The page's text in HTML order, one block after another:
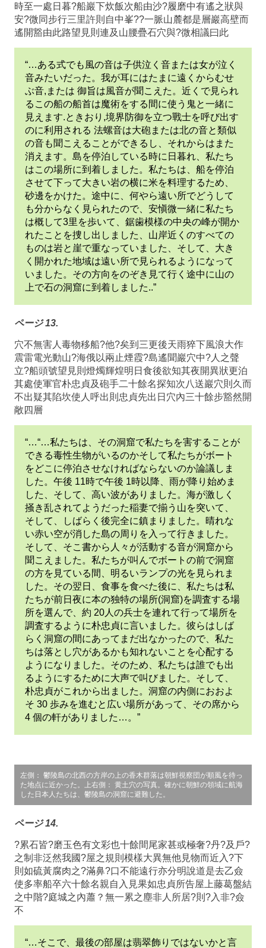
時至一處日暮?船巖下炊飯次船由沙?履磨中有遙之狀與
安?微同步行三里許則自中峯??一脈山麓都是層巖高壁而
遙開豁由此路望見則連及山腰疊石穴與?微相議曰此
“…ある式でも風の音は子供泣く音または女が泣く
音みたいだった。我が耳にはたまに遠くからむせ
ぶ音,または 御旨は風音が聞こえた。近くで見られ
るこの船の船首は魔術をする間に使う鬼と一緒に
見えます.ときおり,境界防御を立つ戰士を呼び出す
のに利用される 法螺音は大砲または北の音と類似
の音も聞こえることができるし、それからはまた
消えます。島を停泊している時に日暮れ、私たち
はこの場所に到着しました。私たちは、船を停泊
させて下って大きい岩の横に米を料理するため、
砂邊をかけた。途中に、何やら遠い所でどうして
も分からなく見られたので、安愼微一緒に私たち
は概して3里を歩いて、鋸歯模様の中央の峰が開か
れたことを捜し出しました、山岸近くのすべての
ものは岩と崖で重なっていました、そして、大き
く開かれた地域は遠い所で見られるようになって
いました。その方向をのぞき見て行く途中に山の
上で石の洞窟に到着しました..”
ページ 13.
穴不無害人毒物移船?他?矣到三更後天雨猝下風浪大作
震雷電光動山?海俄以兩止煙霞?島遙聞巖穴中?人之聲
立?船頭號望見則燈燭輝煌明日食後欲知其夜開異狀更泊
其處使軍官朴忠貞及砲手二十餘名探知次八送巖穴則久而
不出疑其陷坎使人呼出則忠貞先出日穴內三十餘步豁然開
敞四層
“…“…私たちは、その洞窟で私たちを害することが
できる毒性生物がいるのかそして私たちがボート
をどこに停泊させなければならないのか論議しま
した。午後 11時で午後 1時以降、雨が降り始めま
した、そして、高い波がありました。海が激しく
掻き乱されてようだった稲妻で揃う山を突いて、
そして、しばらく後完全に鎮まりました。晴れな
い赤い空が消した島の周りを入って行きました。
そして、そこ書から人々が活動する音が洞窟から
聞こえました。私たちが叫んでボートの前で洞窟
の方を見ている間、明るいランプの光を見られま
した。その翌日、食事を食べた後に、私たちは私
たちが前日夜に本の独特の場所(洞窟)を調査する場
所を選んで、約 20人の兵士を連れて行って場所を
調査するように朴忠貞に言いました。彼らはしば
らく洞窟の間にあってまだ出なかったので、私た
ちは落とし穴があるかも知れないことを心配する
ようになりました。そのため、私たちは誰でも出
るようにするために大声で叫びました。そして、
朴忠貞がこれから出ました。洞窟の内側におおよ
そ 30 歩みを進むと広い場所があって、その席から
4 個の軒がありました…。”
左側： 鬱陵島の北西の方岸の上の香木群落は朝鮮視察団が順風を待っ
た地点に近かった。上右側： 黄土穴の写真。確かに朝鮮の領域に航海
した日本人たちは、鬱陵島の洞窟に避難した。
ページ 14.
?累石皆?磨玉色有文彩也十餘間尾家甚或極奢?丹?及戶?
之制非泛然我國?屋之規則模樣大異無他見物而近入?下
則如硫黃腐肉之?滿鼻?口不能遠行亦分明說道是去乙僉
使多率船卒六十餘名親自入見果如忠貞所告屋上藤葛盤結
之中階?庭城之內蕭？無一累之塵非人所居?則?入非?僉
不
“…そこで、最後の部屋は翡翠飾りではないかと言